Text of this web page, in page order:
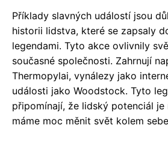
Příklady slavných událostí jsou
historii lidstva, které se zapsaly
legendami. Tyto akce ovlivnily
současné společnosti. Zahrnují
Thermopylai, vynálezy jako
události jako Woodstock. Tyto
připomínají, že lidský potenciál je
máme moc měnit svět kolem